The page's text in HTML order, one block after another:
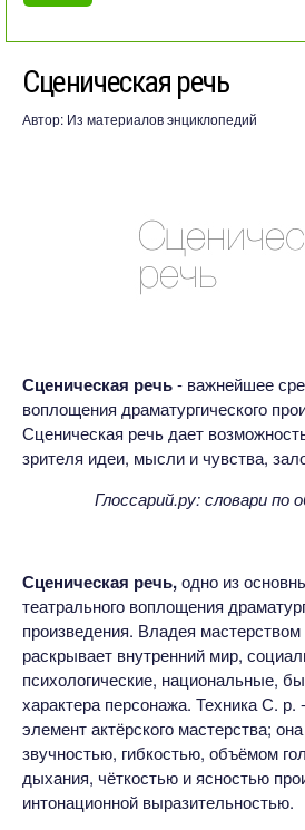
Сценическая речь
Автор: Из материалов энциклопедий
Сценическая речь- важнейшее
воплощения драматургического
Сценическая речь дает
зрителя идеи, мысли и чувства,
Глоссарий.ру: словари по
Сценическая речь,одно из
театрального воплощения
произведения. Владея
раскрывает внутренний мир,
психологические, национальные,
характера персонажа. Техника С.
элемент актёрского мастерства;
звучностью, гибкостью, объёмом
дыхания, чёткостью и ясностью
интонационной выразительностью.